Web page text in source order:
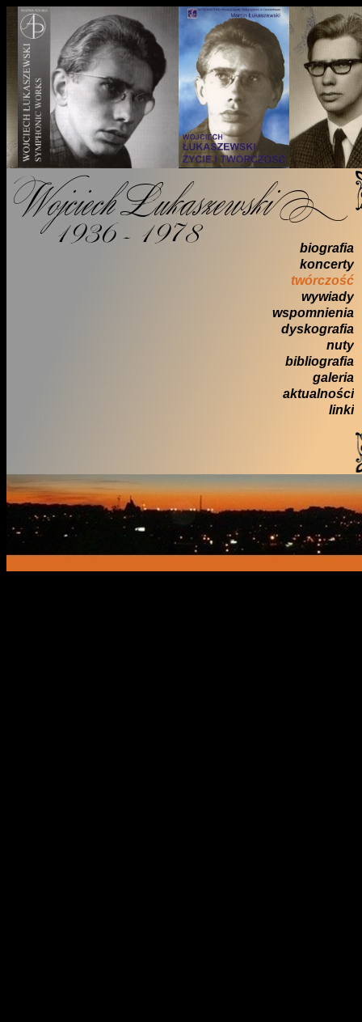
biografia
koncerty
twórczość
wywiady
wspomnienia
dyskografia
nuty
bibliografia
galeria
aktualności
linki